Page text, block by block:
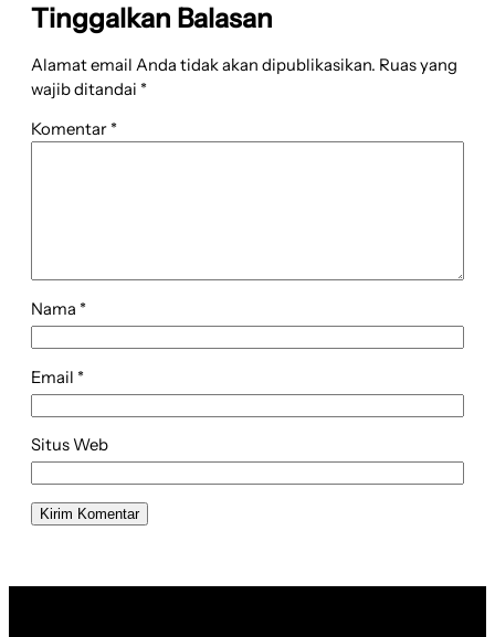
Tinggalkan Balasan
Alamat email Anda tidak akan dipublikasikan. Ruas yang
wajib ditandai *
Komentar *
Nama *
Email *
Situs Web